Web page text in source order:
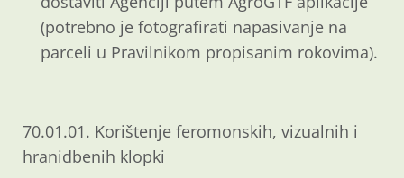
(potrebno je fotografirati napasivanje na
parceli u Pravilnikom propisanim rokovima).
70.01.01. Korištenje feromonskih, vizualnih i
hranidbenih klopki